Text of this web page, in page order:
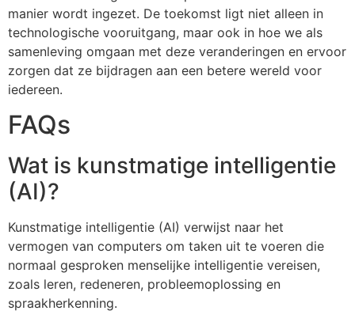
manier wordt ingezet. De toekomst ligt niet alleen in
technologische vooruitgang, maar ook in hoe we als
samenleving omgaan met deze veranderingen en ervoor
zorgen dat ze bijdragen aan een betere wereld voor
iedereen.
FAQs
Wat is kunstmatige intelligentie
(AI)?
Kunstmatige intelligentie (AI) verwijst naar het
vermogen van computers om taken uit te voeren die
normaal gesproken menselijke intelligentie vereisen,
zoals leren, redeneren, probleemoplossing en
spraakherkenning.